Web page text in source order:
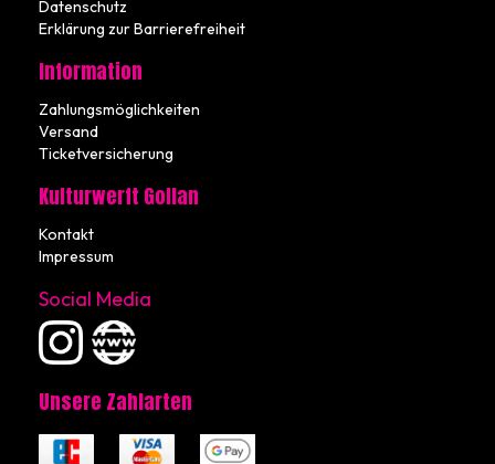
Datenschutz
Erklärung zur Barrierefreiheit
Information
Zahlungsmöglichkeiten
Versand
Ticketversicherung
Kulturwerft Gollan
Kontakt
Impressum
Social Media
Unsere Zahlarten